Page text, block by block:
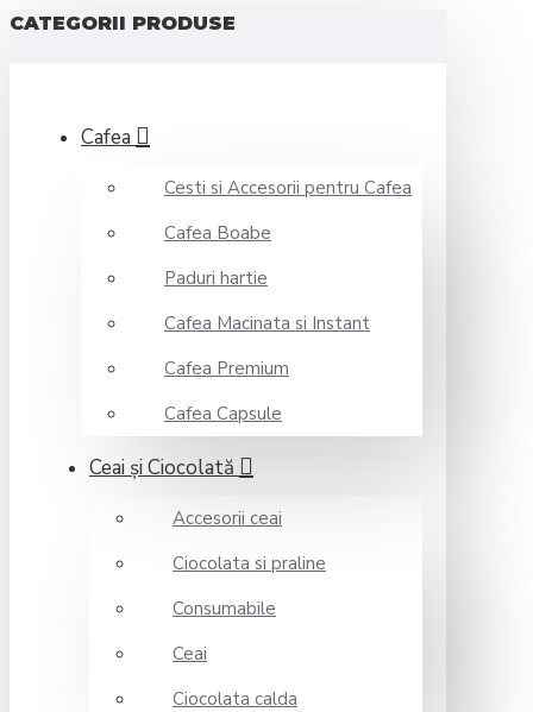
CATEGORII PRODUSE
Cafea
Cesti si Accesorii pentru Cafea
Cafea Boabe
Paduri hartie
Cafea Macinata si Instant
Cafea Premium
Cafea Capsule
Ceai şi Ciocolată
Accesorii ceai
Ciocolata si praline
Consumabile
Ceai
Ciocolata calda